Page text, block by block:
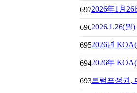
6972026年1月
6962026.1.26(
6952026년
6942026年
693트럼프정권,